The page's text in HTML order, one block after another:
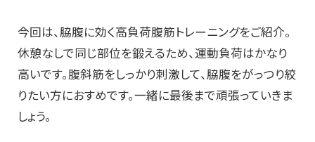
今回は、脇腹に効く高負荷腹筋トレーニングをご紹介。
休憩なしで同じ部位を鍛えるため、運動負荷はかなり
高いです。腹斜筋をしっかり刺激して、脇腹をがっつり絞
りたい方におすめです。一緒に最後まで頑張っていきま
しょう。